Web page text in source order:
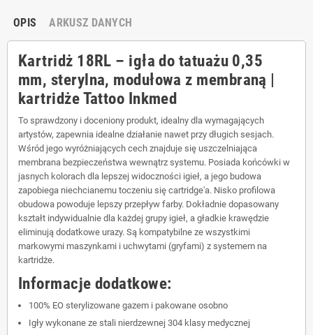
OPIS ARKUSZ DANYCH
Kartridż 18RL – igła do tatuażu 0,35
mm, sterylna, modułowa z membraną |
kartridże Tattoo Inkmed
To sprawdzony i doceniony produkt, idealny dla wymagających
artystów, zapewnia idealne działanie nawet przy długich sesjach.
Wśród jego wyróżniających cech znajduje się uszczelniająca
membrana bezpieczeństwa wewnątrz systemu. Posiada końcówki w
jasnych kolorach dla lepszej widoczności igieł, a jego budowa
zapobiega niechcianemu toczeniu się cartridge'a. Nisko profilowa
obudowa powoduje lepszy przepływ farby. Dokładnie dopasowany
kształt indywidualnie dla każdej grupy igieł, a gładkie krawędzie
eliminują dodatkowe urazy. Są kompatybilne ze wszystkimi
markowymi maszynkami i uchwytami (gryfami) z systemem na
kartridże.
Informacje dodatkowe:
100% EO sterylizowane gazem i pakowane osobno
Igły wykonane ze stali nierdzewnej 304 klasy medycznej